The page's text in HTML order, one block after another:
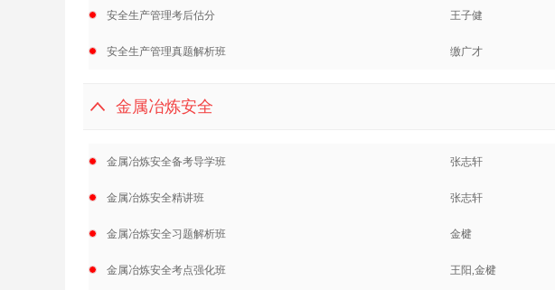
安全生产管理考后估分 王子健
安全生产管理真题解析班 缴广才
金属冶炼安全
金属冶炼安全备考导学班 张志轩
金属冶炼安全精讲班 张志轩
金属冶炼安全习题解析班 金楗
金属冶炼安全考点强化班 王阳,金楗